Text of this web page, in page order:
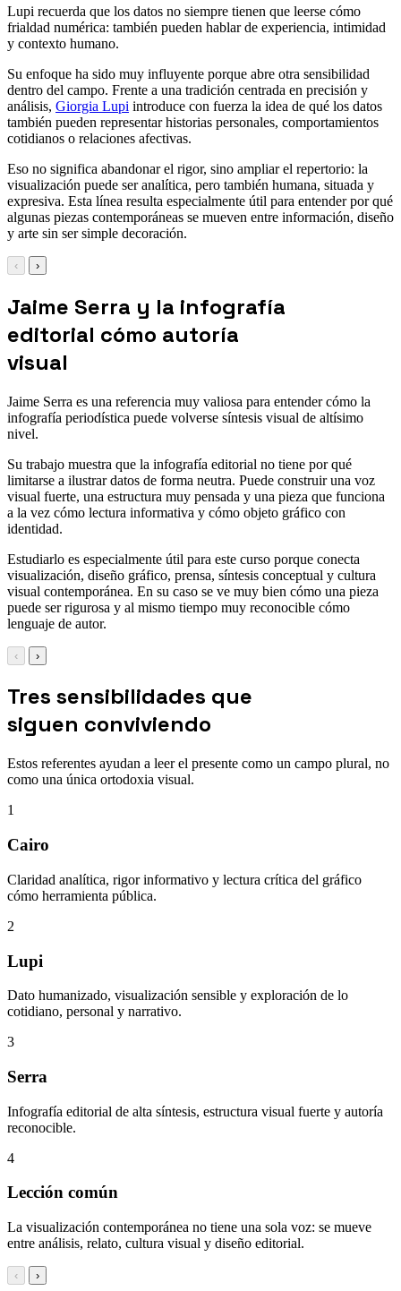
Lupi recuerda que los datos no siempre tienen que leerse cómo
frialdad numérica: también pueden hablar de experiencia, intimidad
y contexto humano.
Su enfoque ha sido muy influyente porque abre otra sensibilidad
dentro del campo. Frente a una tradición centrada en precisión y
análisis, Giorgia Lupi introduce con fuerza la idea de qué los datos
también pueden representar historias personales, comportamientos
cotidianos o relaciones afectivas.
Eso no significa abandonar el rigor, sino ampliar el repertorio: la
visualización puede ser analítica, pero también humana, situada y
expresiva. Esta línea resulta especialmente útil para entender por qué
algunas piezas contemporáneas se mueven entre información, diseño
y arte sin ser simple decoración.
‹ ›
Jaime Serra y la infografía
editorial cómo autoría
visual
Jaime Serra es una referencia muy valiosa para entender cómo la
infografía periodística puede volverse síntesis visual de altísimo
nivel.
Su trabajo muestra que la infografía editorial no tiene por qué
limitarse a ilustrar datos de forma neutra. Puede construir una voz
visual fuerte, una estructura muy pensada y una pieza que funciona
a la vez cómo lectura informativa y cómo objeto gráfico con
identidad.
Estudiarlo es especialmente útil para este curso porque conecta
visualización, diseño gráfico, prensa, síntesis conceptual y cultura
visual contemporánea. En su caso se ve muy bien cómo una pieza
puede ser rigurosa y al mismo tiempo muy reconocible cómo
lenguaje de autor.
‹ ›
Tres sensibilidades que
siguen conviviendo
Estos referentes ayudan a leer el presente como un campo plural, no
como una única ortodoxia visual.
1
Cairo
Claridad analítica, rigor informativo y lectura crítica del gráfico
cómo herramienta pública.
2
Lupi
Dato humanizado, visualización sensible y exploración de lo
cotidiano, personal y narrativo.
3
Serra
Infografía editorial de alta síntesis, estructura visual fuerte y autoría
reconocible.
4
Lección común
La visualización contemporánea no tiene una sola voz: se mueve
entre análisis, relato, cultura visual y diseño editorial.
‹ ›